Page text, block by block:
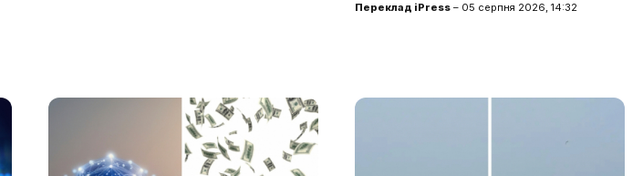
Переклад iPress – 05 серпня 2026, 14:32